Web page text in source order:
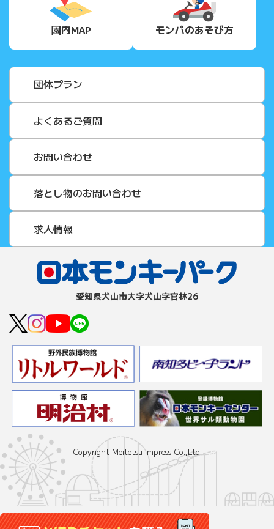
園内MAP モンパのあそび方
団体プラン
よくあるご質問
お問い合わせ
落とし物のお問い合わせ
求人情報
愛知県⽝⼭市⼤字⽝⼭字官林26
Copyright Meitetsu Impress Co.,Ltd.